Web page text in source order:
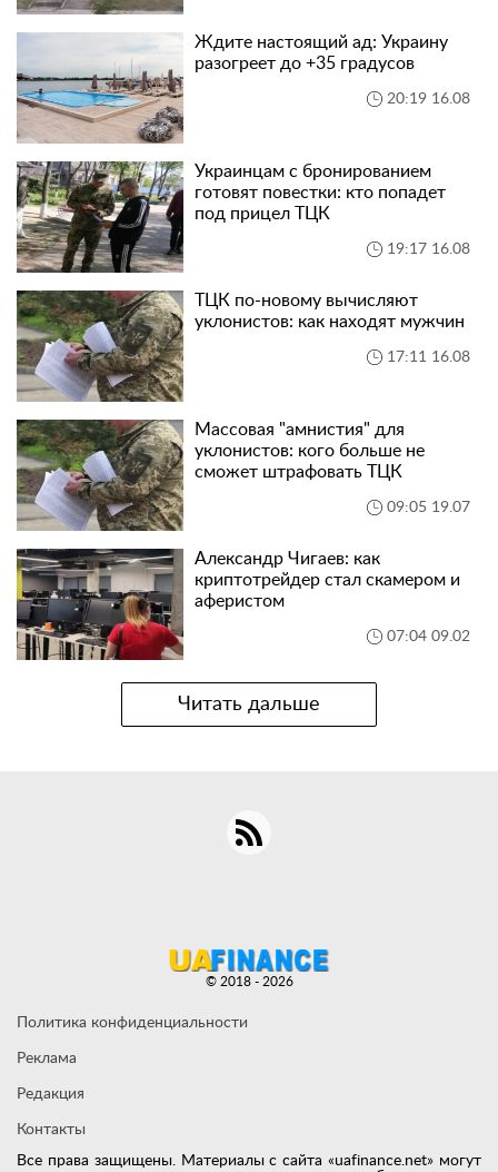
Ждите настоящий ад: Украину
разогреет до +35 градусов
20:19 16.08
Украинцам с бронированием
готовят повестки: кто попадет
под прицел ТЦК
19:17 16.08
ТЦК по-новому вычисляют
уклонистов: как находят мужчин
17:11 16.08
Массовая "амнистия" для
уклонистов: кого больше не
сможет штрафовать ТЦК
09:05 19.07
Александр Чигаев: как
криптотрейдер стал скамером и
аферистом
07:04 09.02
Читать дальше
Все права защищены. Материалы с сайта «uafinance.net» могут
Политика конфиденциальности
Реклама
Редакция
Контакты
© 2018 - 2026